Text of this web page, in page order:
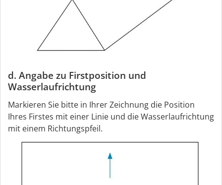
d. Angabe zu Firstposition und
Wasserlaufrichtung
Markieren Sie bitte in Ihrer Zeichnung die Position
Ihres Firstes mit einer Linie und die Wasserlaufrichtung
mit einem Richtungspfeil.